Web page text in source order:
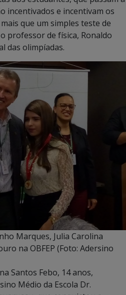
incentivados e incentivam os
que um simples teste de
professor de física, Ronaldo
das olimpíadas.
Marques, Julia Carolina
na OBFEP (Foto: Adersino
Santos Febo, 14 anos,
Médio da Escola Dr.